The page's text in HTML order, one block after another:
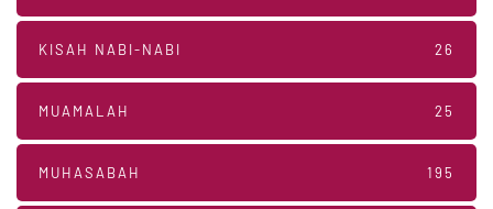
KISAH NABI-NABI 26
MUAMALAH 25
MUHASABAH 195